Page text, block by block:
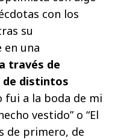
con los
su
en una
través de
de distintos
fui a la boda de mi
vestido” o “El
de primero, de